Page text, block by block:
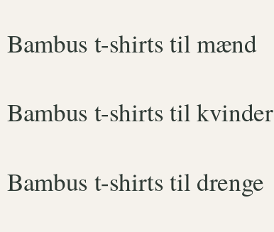
Bambus t-shirts til mænd
Bambus t-shirts til kvinder
Bambus t-shirts til drenge